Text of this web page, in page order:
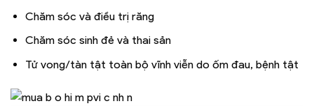
Chăm sóc và điều trị răng
Chăm sóc sinh đẻ và thai sản
Tử vong/tàn tật toàn bộ vĩnh viễn do ốm đau, bệnh tật